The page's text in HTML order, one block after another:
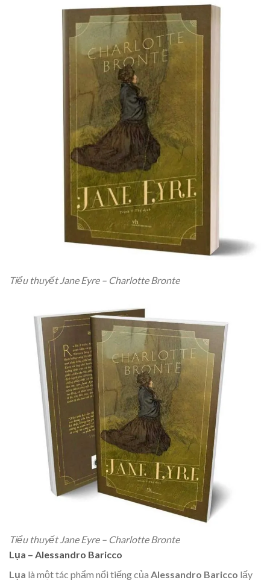
Tiểu thuyết Jane Eyre – Charlotte Bronte
Tiểu thuyết Jane Eyre – Charlotte Bronte
Lụa – Alessandro Baricco
Lụa là một tác phẩm nổi tiếng của Alessandro Baricco lấy